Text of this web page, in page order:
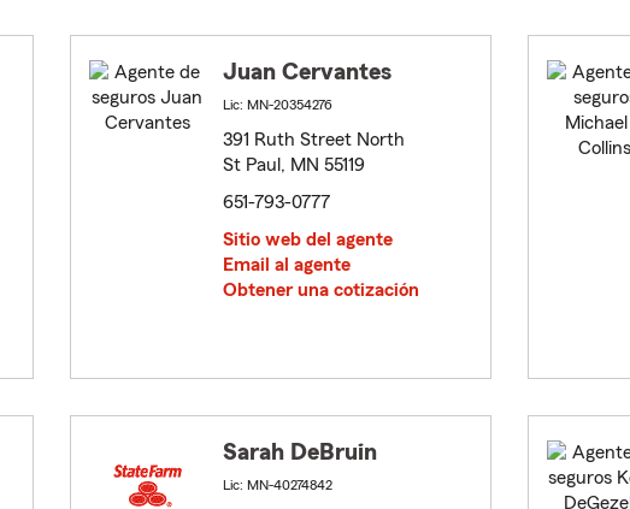
Juan Cervantes
Lic: MN-20354276
391 Ruth Street North
St Paul, MN 55119
651-793-0777
Sitio web del agente
Email al agente
Obtener una cotización
Sarah DeBruin
Lic: MN-40274842